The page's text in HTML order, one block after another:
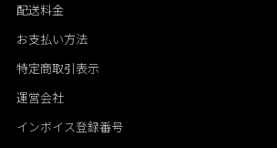
配送料金
お支払い方法
特定商取引表示
運営会社
インボイス登録番号